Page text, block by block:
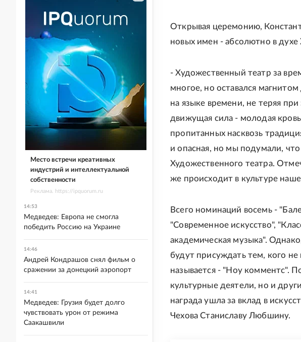
Открывая церемонию,
новых имен - абсолютно в духе
- Художественный театр за
многое, но оставался
на языке времени, не теряя
движущая сила - молодая
пропитанных насквозь
и опасная, но мы подумали,
Художественного театра.
же происходит в культуре
Всего номинаций восемь -
"Современное искусство",
академическая музыка".
будут присуждать тем, кого
называется - "Ноу комментс".
культурные деятели, но и
награда ушла за вклад в
Чехова Станиславу Любшину.
Место встречи креативных
индустрий и интеллектуальной
собственности
Реклама. https://ipquorum.ru
14:53
Медведев: Европа не смогла
победить Россию на Украине
14:46
Андрей Кондрашов снял фильм о
сражении за донецкий аэропорт
14:41
Медведев: Грузия будет долго
чувствовать урон от режима
Саакашвили